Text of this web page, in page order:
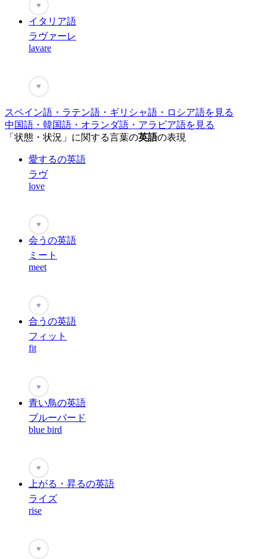
♥
イタリア語
ラヴァーレ
lavare
♥
スペイン語・ラテン語・ギリシャ語・ロシア語を見る
中国語・韓国語・オランダ語・アラビア語を見る
「状態・状況」に関する言葉の英語の表現
愛するの英語
ラヴ
love
♥
会うの英語
ミート
meet
♥
合うの英語
フィット
fit
♥
青い鳥の英語
ブルーバード
blue bird
♥
上がる・昇るの英語
ライズ
rise
♥